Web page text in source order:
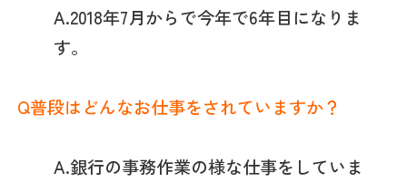
A.2018年7月からで今年で6年目になりま
す。
Q普段はどんなお仕事をされていますか？
A.銀行の事務作業の様な仕事をしていま